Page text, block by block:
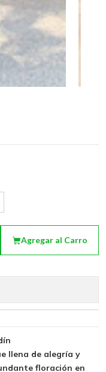
Agregar al Carro
llena de alegría y
floración en